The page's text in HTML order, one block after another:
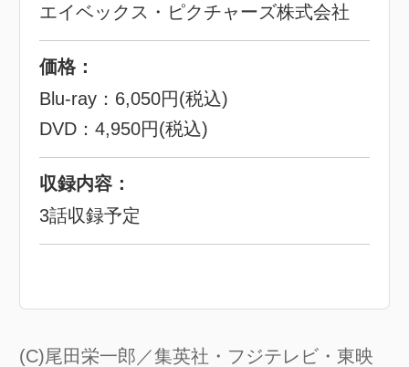
エイベックス・ピクチャーズ株式会社
価格：
Blu-ray：6,050円(税込)
DVD：4,950円(税込)
収録内容：
3話収録予定
(C)尾田栄一郎／集英社・フジテレビ・東映